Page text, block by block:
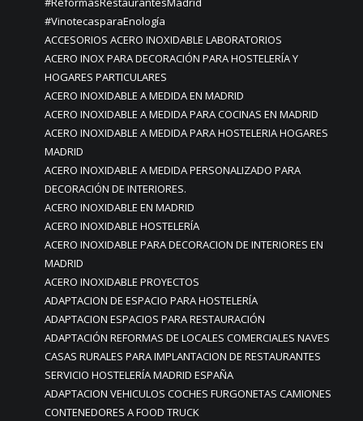
#VinotecasparaEnología
ACCESORIOS ACERO INOXIDABLE LABORATORIOS
ACERO INOX PARA DECORACIÓN PARA HOSTELERÍA Y
HOGARES PARTICULARES
ACERO INOXIDABLE A MEDIDA EN MADRID
ACERO INOXIDABLE A MEDIDA PARA COCINAS EN MADRID
ACERO INOXIDABLE A MEDIDA PARA HOSTELERIA HOGARES
MADRID
ACERO INOXIDABLE A MEDIDA PERSONALIZADO PARA
DECORACIÓN DE INTERIORES.
ACERO INOXIDABLE EN MADRID
ACERO INOXIDABLE HOSTELERÍA
ACERO INOXIDABLE PARA DECORACION DE INTERIORES EN
MADRID
ACERO INOXIDABLE PROYECTOS
ADAPTACION DE ESPACIO PARA HOSTELERÍA
ADAPTACION ESPACIOS PARA RESTAURACIÓN
ADAPTACIÓN REFORMAS DE LOCALES COMERCIALES NAVES
CASAS RURALES PARA IMPLANTACION DE RESTAURANTES
SERVICIO HOSTELERÍA MADRID ESPAÑA
ADAPTACION VEHICULOS COCHES FURGONETAS CAMIONES
CONTENEDORES A FOOD TRUCK